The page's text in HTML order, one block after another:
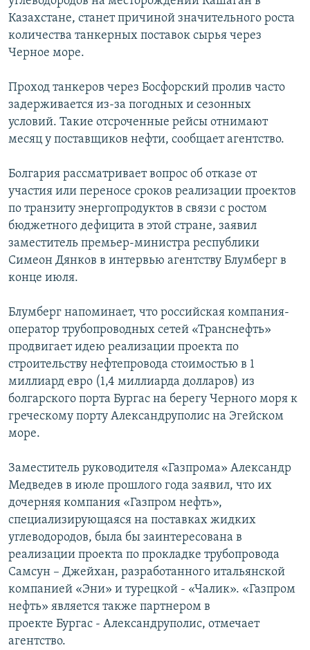
Казахстане, станет причиной значительного роста
количества танкерных поставок сырья через
Черное море.
Проход танкеров через Босфорский пролив часто
задерживается из-за погодных и сезонных
условий. Такие отсроченные рейсы отнимают
месяц у поставщиков нефти, сообщает агентство.
Болгария рассматривает вопрос об отказе от
участия или переносе сроков реализации проектов
по транзиту энергопродуктов в связи с ростом
бюджетного дефицита в этой стране, заявил
заместитель премьер-министра республики
Симеон Дянков в интервью агентству Блумберг в
конце июля.
Блумберг напоминает, что российская компания-
оператор трубопроводных сетей «Транснефть»
продвигает идею реализации проекта по
строительству нефтепровода стоимостью в 1
миллиард евро (1,4 миллиарда долларов) из
болгарского порта Бургас на берегу Черного моря к
греческому порту Александруполис на Эгейском
море.
Заместитель руководителя «Газпрома» Александр
Медведев в июле прошлого года заявил, что их
дочерняя компания «Газпром нефть»,
специализирующаяся на поставках жидких
углеводородов, была бы заинтересована в
реализации проекта по прокладке трубопровода
Самсун – Джейхан, разработанного итальянской
компанией «Эни» и турецкой - «Чалик». «Газпром
нефть» является также партнером в
проекте Бургас - Aлександруполис, отмечает
агентство.